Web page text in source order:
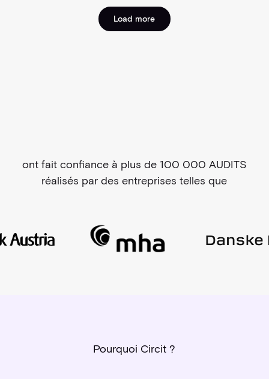
Load more
ont fait confiance à plus de 100 000 AUDITS
réalisés par des entreprises telles que
Pourquoi Circit ?